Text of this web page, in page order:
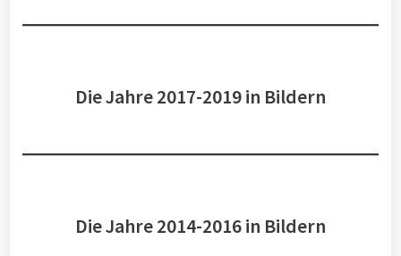
Die Jahre 2017-2019 in Bildern
Die Jahre 2014-2016 in Bildern